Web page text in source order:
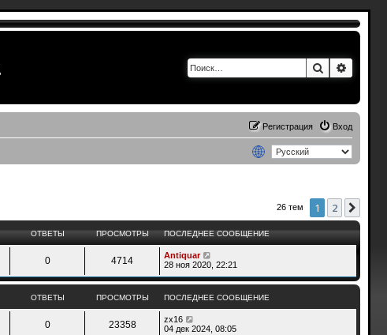
Поиск
Вход
Регистрация
26 тем 1 2
ОТВЕТЫ ПРОСМОТРЫ ПОСЛЕДНЕЕ СООБЩЕНИЕ
0 4714
Antiquar
28 ноя 2020, 22:21
ОТВЕТЫ ПРОСМОТРЫ ПОСЛЕДНЕЕ СООБЩЕНИЕ
0 23358
zx16
04 дек 2024, 08:05